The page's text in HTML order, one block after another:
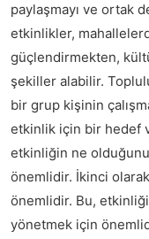
paylaşmayı ve ortak
etkinlikler,
güçlendirmekten,
şekiller alabilir.
bir grup kişinin
etkinlik için bir hedef
etkinliğin ne olduğunu
önemlidir. İkinci
önemlidir. Bu,
yönetmek için